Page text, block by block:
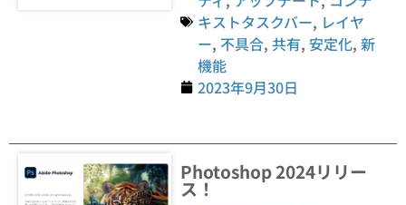
キストタスクバー, レイヤ
ー, 不具合,共有, 安定化,新
機能
2023年9月30日
Photoshop 2024リリー
ス！